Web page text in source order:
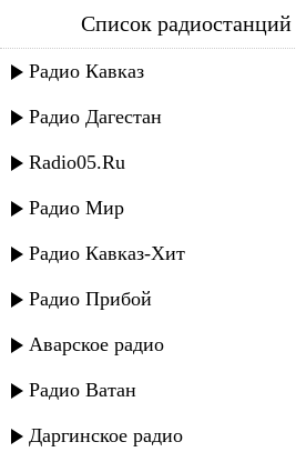
рустам ахмедханов -
Список радиостанций
Радио Кавказ
Радио Дагестан
Radio05.Ru
Радио Мир
Радио Кавказ-Хит
Радио Прибой
Аварское радио
Радио Ватан
Даргинское радио
Рустам Ахмедханов - Судьба
Рустам Ахмедханов и
- Глаза любви
Рустам Ахмедханов и
- Салам моему народу
Рустам Ахмедханов и
- Почему опять люблю